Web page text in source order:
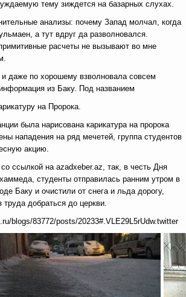
тему зиждется на базарных слухах.
анализы: почему Запад молчал, когда
а тут вдруг да разволновался.
расчеты не вызывают во мне
и даже по хорошему взволновала совсем
из Баку. Под названием
на Пророка.
была нарисована карикатура на пророка
нападения на ряд мечетей, группа студентов
акцию.
ссылкой на azadxeber.az, так, в честь Дня
студенты отправилась ранним утром в
Баку и очистили от снега и льда дорогу,
добраться до церкви.
blogs/83772/posts/20233#.VLE29L5rUdw.twitter